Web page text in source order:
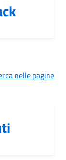
nelle pagine